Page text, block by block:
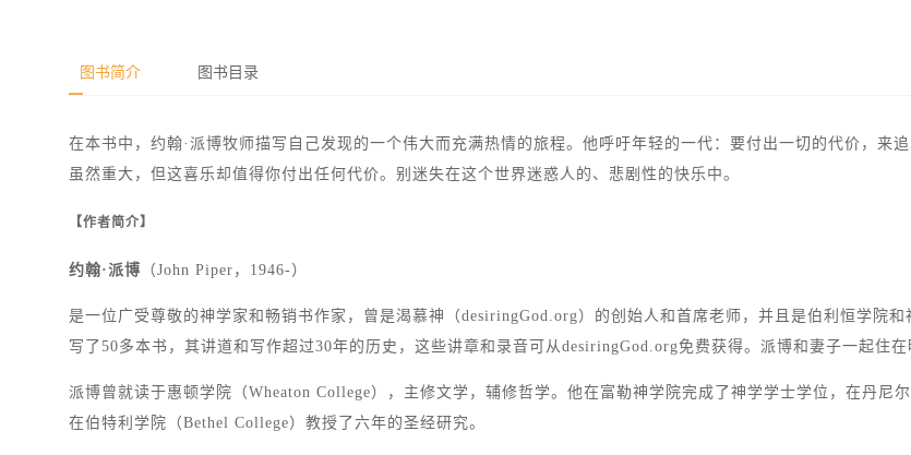
图书简介 图书目录
在本书中，约翰·派博牧师描写自己发现的一个伟大而充满热情的旅程。他呼吁年轻的一代：要付出一切的代价，来
虽然重大，但这喜乐却值得你付出任何代价。别迷失在这个世界迷惑人的、悲剧性的快乐中。
【作者简介】
约翰·派博 （John Piper，1946-）
是一位广受尊敬的神学家和畅销书作家，曾是渴慕神（desiringGod.org）的创始人和首席老师，并且是伯利恒学院
写了50多本书，其讲道和写作超过30年的历史，这些讲章和录音可从desiringGod.org免费获得。派博和妻子一起住
派博曾就读于惠顿学院（Wheaton College），主修文学，辅修哲学。他在富勒神学院完成了神学学士学位，在丹尼
在伯特利学院（Bethel College）教授了六年的圣经研究。